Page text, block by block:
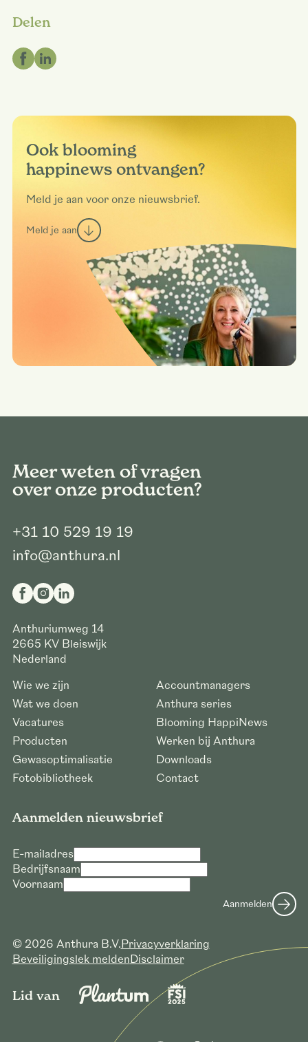
Delen
Ook blooming
happinews ontvangen?
Meld je aan voor onze nieuwsbrief.
Meld je aan
Meer weten of vragen
over onze producten?
+31 10 529 19 19
info@anthura.nl
Anthuriumweg 14
2665 KV Bleiswijk
Nederland
Wie we zijn
Wat we doen
Vacatures
Producten
Gewasoptimalisatie
Fotobibliotheek
Accountmanagers
Anthura series
Blooming HappiNews
Werken bij Anthura
Downloads
Contact
Aanmelden nieuwsbrief
E-mailadres
Bedrijfsnaam
Voornaam
Aanmelden
© 2026 Anthura B.V.Privacyverklaring
Beveiligingslek meldenDisclaimer
Lid van